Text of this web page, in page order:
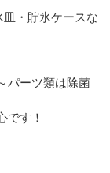
・貯氷ケースな
パーツ類は除菌
です！